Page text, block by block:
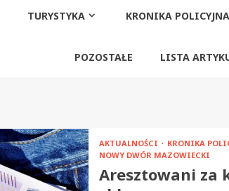
TURYSTYKA KRONIKA POLICYJNA
POZOSTAŁE LISTA
AKTUALNOŚCI
KRONIKA
NOWY DWÓR MAZOWIECKI
Aresztowani za